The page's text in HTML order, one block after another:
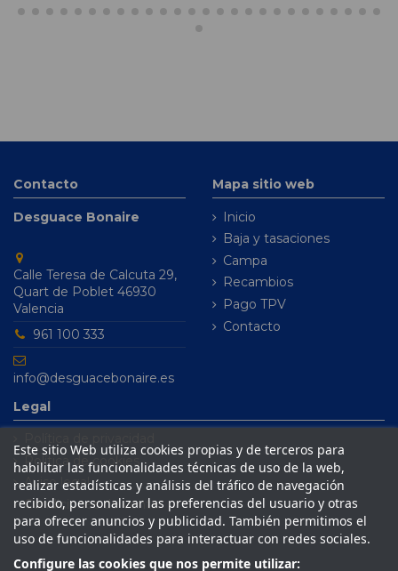
Contacto
Desguace Bonaire
Calle Teresa de Calcuta 29,
Quart de Poblet 46930
Valencia
961 100 333
info@desguacebonaire.es
Mapa sitio web
Inicio
Baja y tasaciones
Campa
Recambios
Pago TPV
Contacto
Legal
Política de cookies
Aviso legal
Condiciones de venta
Este sitio Web utiliza cookies propias y de terceros para
habilitar las funcionalidades técnicas de uso de la web,
realizar estadísticas y análisis del tráfico de navegación
recibido, personalizar las preferencias del usuario y otras
para ofrecer anuncios y publicidad. También permitimos el
uso de funcionalidades para interactuar con redes sociales.
Configure las cookies que nos permite utilizar: